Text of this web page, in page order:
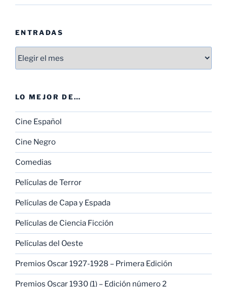
ENTRADAS
LO MEJOR DE…
Cine Español
Cine Negro
Comedias
Películas de Terror
Películas de Capa y Espada
Películas de Ciencia Ficción
Películas del Oeste
Premios Oscar 1927-1928 – Primera Edición
Premios Oscar 1930 (1) – Edición número 2